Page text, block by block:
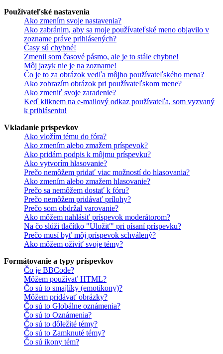
Používateľské nastavenia
Ako zmením svoje nastavenia?
Ako zabránim, aby sa moje používateľské meno objavilo v
zozname práve prihlásených?
Časy sú chybné!
Zmenil som časové pásmo, ale je to stále chybne!
Môj jazyk nie je na zozname!
Čo je to za obrázok vedľa môjho používateľského mena?
Ako zobrazím obrázok pri používateľskom mene?
Ako zmeniť svoje zaradenie?
Keď kliknem na e-mailový odkaz používateľa, som vyzvaný
k prihláseniu!
Vkladanie príspevkov
Ako vložím tému do fóra?
Ako zmením alebo zmažem príspevok?
Ako pridám podpis k môjmu príspevku?
Ako vytvorím hlasovanie?
Prečo nemôžem pridať viac možností do hlasovania?
Ako zmením alebo zmažem hlasovanie?
Prečo sa nemôžem dostať k fóru?
Prečo nemôžem pridávať prílohy?
Prečo som obdržal varovanie?
Ako môžem nahlásiť príspevok moderátorom?
Na čo slúži tlačítko "Uložiť" pri písaní príspevku?
Prečo musí byť môj príspevok schválený?
Ako môžem oživiť svoje témy?
Formátovanie a typy príspevkov
Čo je BBCode?
Môžem používať HTML?
Čo sú to smajlíky (emotikony)?
Môžem pridávať obrázky?
Čo sú to Globálne oznámenia?
Čo sú to Oznámenia?
Čo sú to dôležité témy?
Čo sú to Zamknuté témy?
Čo sú ikony tém?